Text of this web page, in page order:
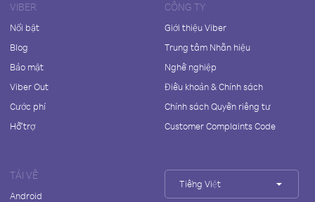
VIBER
Nổi bật
Blog
Bảo mật
Viber Out
Cước phí
Hỗ trợ
CÔNG TY
Giới thiệu Viber
Trung tâm Nhãn hiệu
Nghề nghiệp
Điều khoản & Chính sách
Chính sách Quyền riêng tư
Customer Complaints Code
TẢI VỀ
Android
Tiếng Việt